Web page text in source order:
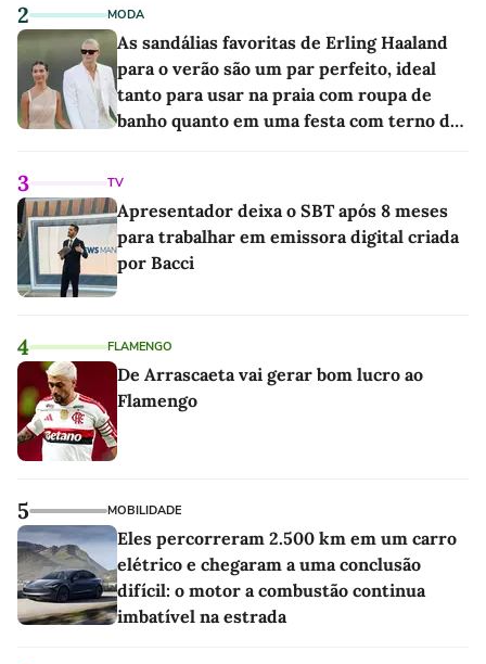
2 MODA
As sandálias favoritas de Erling Haaland
para o verão são um par perfeito, ideal
tanto para usar na praia com roupa de
banho quanto em uma festa com terno de
3 TV
Apresentador deixa o SBT após 8 meses
para trabalhar em emissora digital criada
por Bacci
4 FLAMENGO
De Arrascaeta vai gerar bom lucro ao
Flamengo
5 MOBILIDADE
Eles percorreram 2.500 km em um carro
elétrico e chegaram a uma conclusão
difícil: o motor a combustão continua
imbatível na estrada